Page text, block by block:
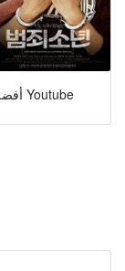
أفضل 10 أفلام كورية في التاريخ أنصح بالمشاهدة Youtube